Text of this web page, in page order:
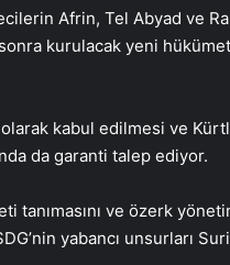
Afrin, Tel Abyad ve
kurulacak yeni
kabul edilmesi ve
da garanti talep ediyor.
tanımasını ve özerk
yabancı unsurları